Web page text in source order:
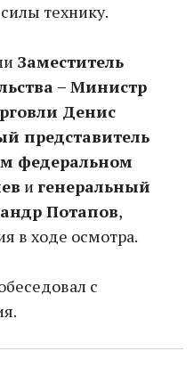
технику.
Заместитель
– Министр
Денис
представитель
федеральном
и генеральный
Потапов,
в ходе осмотра.
с